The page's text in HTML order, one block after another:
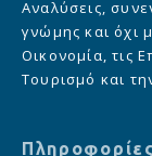
Αναλύσεις,
γνώμης και όχι
Οικονομία, τις
Τουρισμό και
Πληροφορίες